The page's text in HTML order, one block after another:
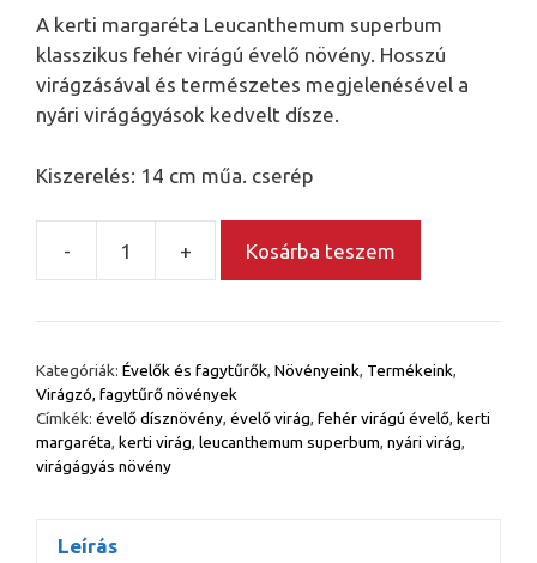
A kerti margaréta Leucanthemum superbum
klasszikus fehér virágú évelő növény. Hosszú
virágzásával és természetes megjelenésével a
nyári virágágyások kedvelt dísze.
Kiszerelés: 14 cm műa. cserép
-
Kerti
–
superbum
mennyiség
+ Kosárba teszem
Kategóriák: Évelők és fagytűrők, Növényeink, Termékeink,
Virágzó, fagytűrő növények
Címkék: évelő dísznövény, évelő virág, fehér virágú évelő, kerti
margaréta, kerti virág, leucanthemum superbum, nyári virág,
virágágyás növény
Leírás